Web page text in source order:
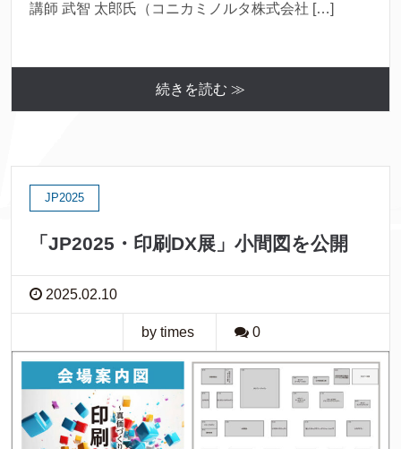
講師 武智 太郎氏（コニカミノルタ株式会社 […]
続きを読む ≫
JP2025
「JP2025・印刷DX展」小間図を公開
2025.02.10
by times 0